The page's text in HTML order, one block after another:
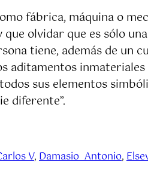
fábrica, máquina o
olvidar que es sólo
tiene, además de un
aditamentos
sus elementos
diferente”.
V, Damasio_Antonio,